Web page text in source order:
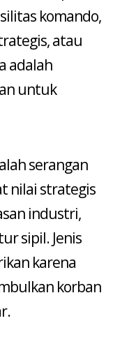
komando,
atau
adalah
untuk
serangan
nilai strategis
industri,
sipil. Jenis
karena
korban